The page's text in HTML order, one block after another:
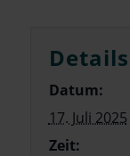
Details
Datum:
17. Juli 2025
Zeit: